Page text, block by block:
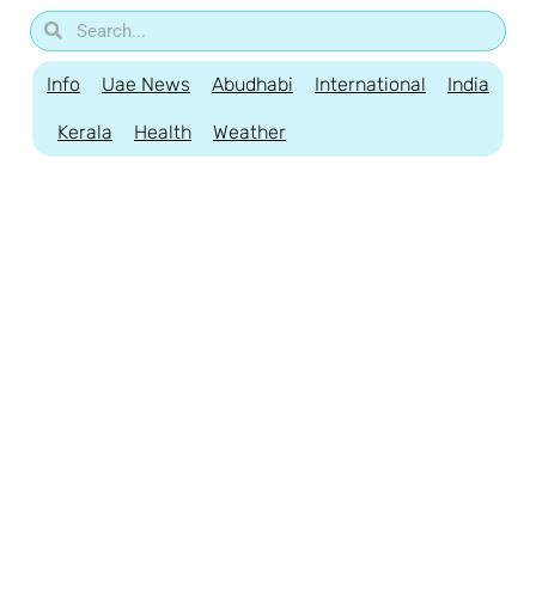
Info Uae News Abudhabi International India
Kerala Health Weather